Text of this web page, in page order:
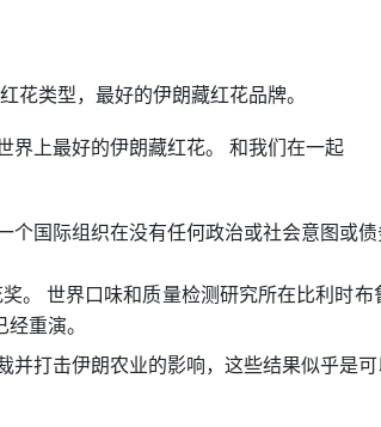
花类型，最好的伊朗藏红花品牌。
界上最好的伊朗藏红花。 和我们在一起
国际组织在没有任何政治或社会意图或债
。 世界口味和质量检测研究所在比利时
重演。
打击伊朗农业的影响，这些结果似乎是可